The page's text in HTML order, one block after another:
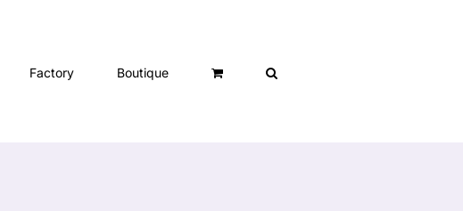
Factory Boutique